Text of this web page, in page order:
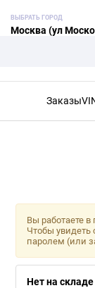
ВЫБРАТЬ ГОРОД
Москва (ул
Заказы
Вы работаете
Чтобы
паролем (или
Нет на складе